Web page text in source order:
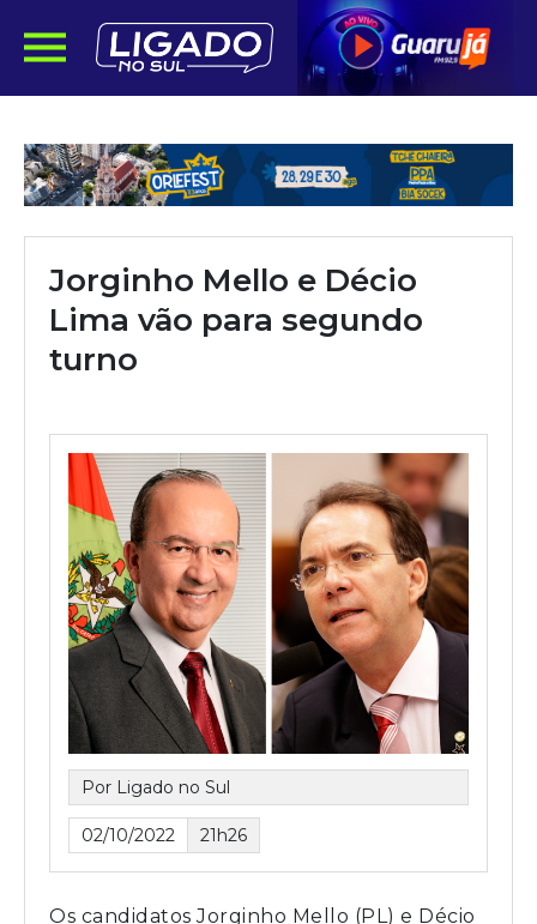
Jorginho Mello e Décio
Lima vão para segundo
turno
Por Ligado no Sul
02/10/2022 21h26
Os candidatos Jorginho Mello (PL) e Décio